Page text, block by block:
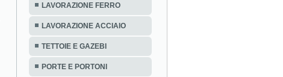
LAVORAZIONE FERRO
LAVORAZIONE ACCIAIO
TETTOIE E GAZEBI
PORTE E PORTONI